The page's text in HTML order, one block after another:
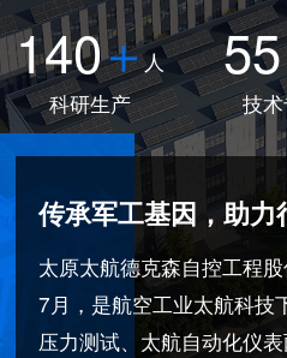
140
人
科研生产
55
技
传承军工基因，助力
太原太航德克森自控工程
7月，是航空工业太航科技
压力测试、太航自动化仪